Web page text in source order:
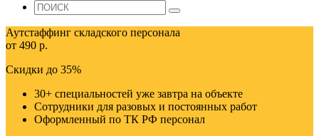
Аутстаффинг складского персонала
от 490 р.
Скидки до 35%
30+ специальностей уже завтра на объекте
Сотрудники для разовых и постоянных работ
Оформленный по ТК РФ персонал